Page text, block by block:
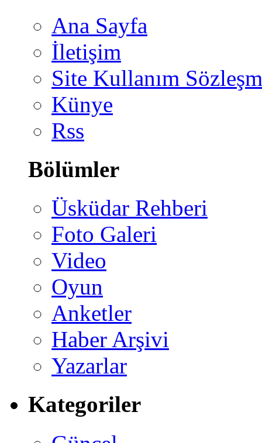
Ana Sayfa
İletişim
Site Kullanım
Künye
Rss
Bölümler
Üsküdar Rehberi
Foto Galeri
Video
Oyun
Anketler
Haber Arşivi
Yazarlar
Kategoriler